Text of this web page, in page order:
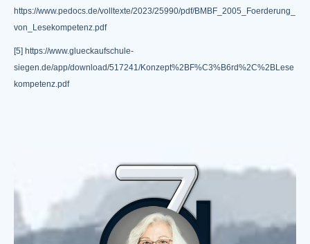
https://www.pedocs.de/volltexte/2023/25990/pdf/BMBF_2005_Foerderung_
von_Lesekompetenz.pdf
[5] https://www.glueckaufschule-
siegen.de/app/download/517241/Konzept%2BF%C3%B6rd%2C%2BLese
kompetenz.pdf